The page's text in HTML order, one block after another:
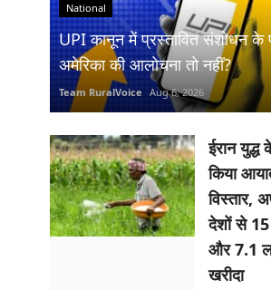
National
UPI कानून में प्रस्तावित संशोधन के
अमेरिका की आलोचना तो नहीं?
Team RuralVoice Aug 6, 2026
ईरान युद्ध
किया
विस्तार,
देशों से 15
और 7.1
खरीदा